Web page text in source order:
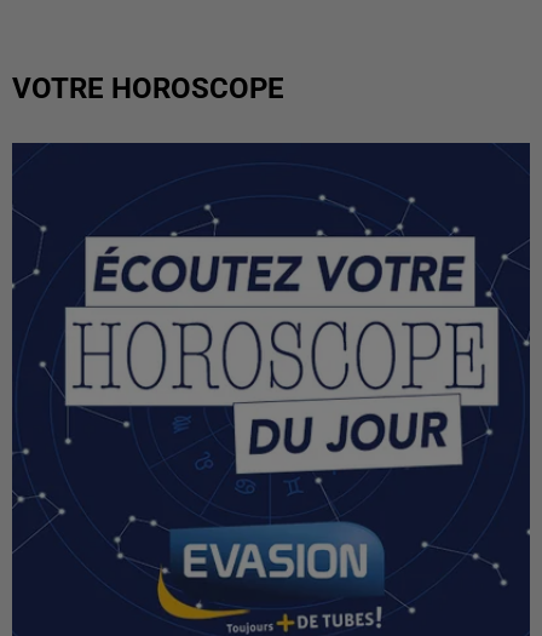
VOTRE HOROSCOPE